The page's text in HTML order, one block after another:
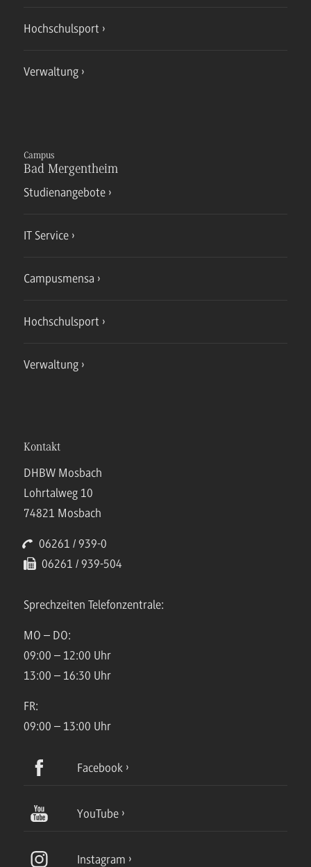
Hochschulsport
Verwaltung
Campus
Bad Mergentheim
Studienangebote
IT Service
Campusmensa
Hochschulsport
Verwaltung
Kontakt
DHBW Mosbach
Lohrtalweg 10
74821 Mosbach
06261 / 939-0
06261 / 939-504
Sprechzeiten Telefonzentrale:
MO – DO:
09:00 – 12:00 Uhr
13:00 – 16:30 Uhr
FR:
09:00 – 13:00 Uhr
Facebook
YouTube
Instagram